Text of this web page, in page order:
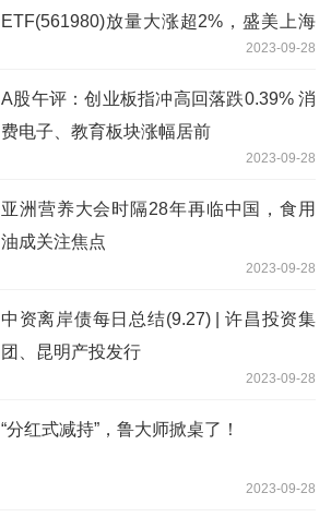
ETF(561980)放量大涨超2%，盛美上海
大涨超11%，北方华创、中微公司纷纷走
高
2023-09-28
A股午评：创业板指冲高回落跌0.39% 消
费电子、教育板块涨幅居前
2023-09-28
亚洲营养大会时隔28年再临中国，食用
油成关注焦点
2023-09-28
中资离岸债每日总结(9.27) | 许昌投资集
团、昆明产投发行
2023-09-28
“分红式减持”，鲁大师掀桌了！
2023-09-28